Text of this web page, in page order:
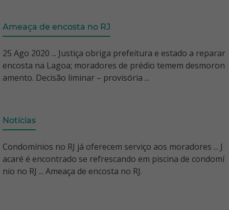
Ameaça de encosta no RJ
25 Ago 2020 ... Justiça obriga prefeitura e estado a reparar
encosta na Lagoa; moradores de prédio temem desmoron
amento. Decisão liminar – provisória ...
Notícias
Condomínios no RJ já oferecem serviço aos moradores ... J
acaré é encontrado se refrescando em piscina de condomí
nio no RJ ... Ameaça de encosta no RJ.